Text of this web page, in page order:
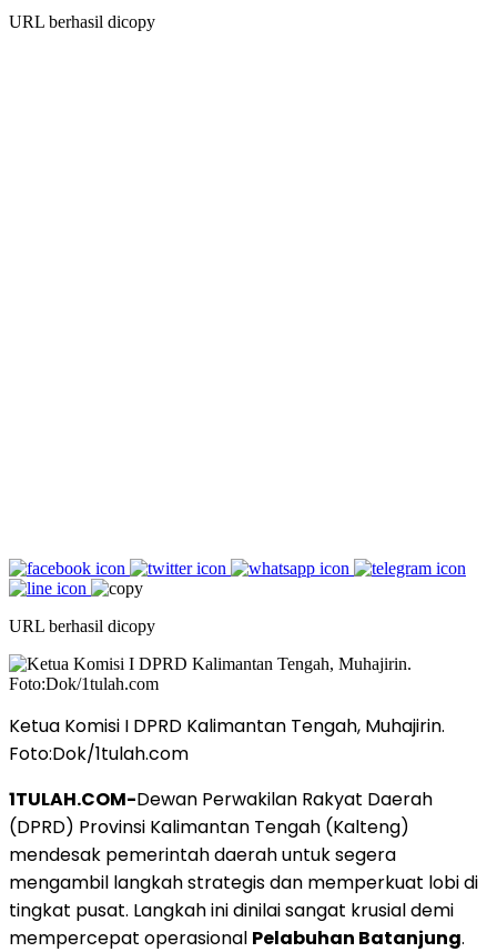
URL berhasil dicopy
URL berhasil dicopy
Ketua Komisi I DPRD Kalimantan Tengah, Muhajirin.
Foto:Dok/1tulah.com
1TULAH.COM-Dewan Perwakilan Rakyat Daerah
(DPRD) Provinsi Kalimantan Tengah (Kalteng)
mendesak pemerintah daerah untuk segera
mengambil langkah strategis dan memperkuat lobi di
tingkat pusat. Langkah ini dinilai sangat krusial demi
mempercepat operasional Pelabuhan Batanjung.